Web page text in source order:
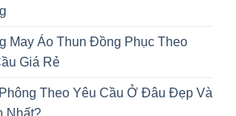
May Áo Thun Đồng Phục Theo
Giá Rẻ
Phông Theo Yêu Cầu Ở Đâu Đẹp Và
Nhất?